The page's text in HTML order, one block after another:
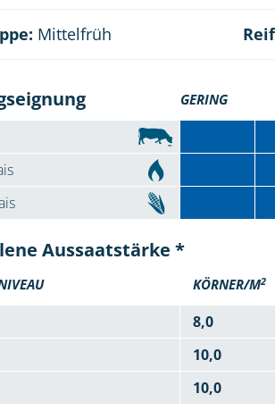
Mittelfrüh
GERING
Aussaatstärke *
KÖRNER/M2
8,0
10,0
10,0